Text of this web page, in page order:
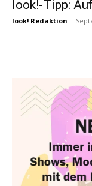
look!-Tipp:
look! Redaktion -